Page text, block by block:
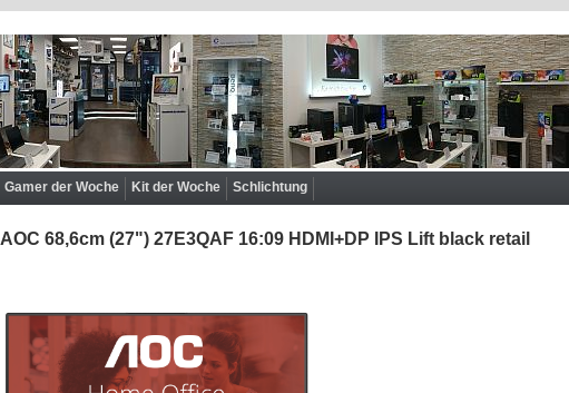
Gamer der Woche Kit der Woche Schlichtung
AOC 68,6cm (27") 27E3QAF 16:09 HDMI+DP IPS Lift black retail